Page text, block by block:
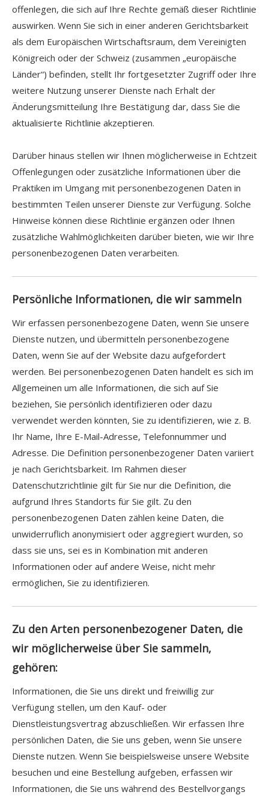
offenlegen, die sich auf Ihre Rechte gemäß dieser Richtlinie
auswirken. Wenn Sie sich in einer anderen Gerichtsbarkeit
als dem Europäischen Wirtschaftsraum, dem Vereinigten
Königreich oder der Schweiz (zusammen „europäische
Länder“) befinden, stellt Ihr fortgesetzter Zugriff oder Ihre
weitere Nutzung unserer Dienste nach Erhalt der
Änderungsmitteilung Ihre Bestätigung dar, dass Sie die
aktualisierte Richtlinie akzeptieren.
Darüber hinaus stellen wir Ihnen möglicherweise in Echtzeit
Offenlegungen oder zusätzliche Informationen über die
Praktiken im Umgang mit personenbezogenen Daten in
bestimmten Teilen unserer Dienste zur Verfügung. Solche
Hinweise können diese Richtlinie ergänzen oder Ihnen
zusätzliche Wahlmöglichkeiten darüber bieten, wie wir Ihre
personenbezogenen Daten verarbeiten.
Persönliche Informationen, die wir sammeln
Wir erfassen personenbezogene Daten, wenn Sie unsere
Dienste nutzen, und übermitteln personenbezogene
Daten, wenn Sie auf der Website dazu aufgefordert
werden. Bei personenbezogenen Daten handelt es sich im
Allgemeinen um alle Informationen, die sich auf Sie
beziehen, Sie persönlich identifizieren oder dazu
verwendet werden könnten, Sie zu identifizieren, wie z. B.
Ihr Name, Ihre E-Mail-Adresse, Telefonnummer und
Adresse. Die Definition personenbezogener Daten variiert
je nach Gerichtsbarkeit. Im Rahmen dieser
Datenschutzrichtlinie gilt für Sie nur die Definition, die
aufgrund Ihres Standorts für Sie gilt. Zu den
personenbezogenen Daten zählen keine Daten, die
unwiderruflich anonymisiert oder aggregiert wurden, so
dass sie uns, sei es in Kombination mit anderen
Informationen oder auf andere Weise, nicht mehr
ermöglichen, Sie zu identifizieren.
Zu den Arten personenbezogener Daten, die
wir möglicherweise über Sie sammeln,
gehören:
Informationen, die Sie uns direkt und freiwillig zur
Verfügung stellen, um den Kauf- oder
Dienstleistungsvertrag abzuschließen. Wir erfassen Ihre
persönlichen Daten, die Sie uns geben, wenn Sie unsere
Dienste nutzen. Wenn Sie beispielsweise unsere Website
besuchen und eine Bestellung aufgeben, erfassen wir
Informationen, die Sie uns während des Bestellvorgangs